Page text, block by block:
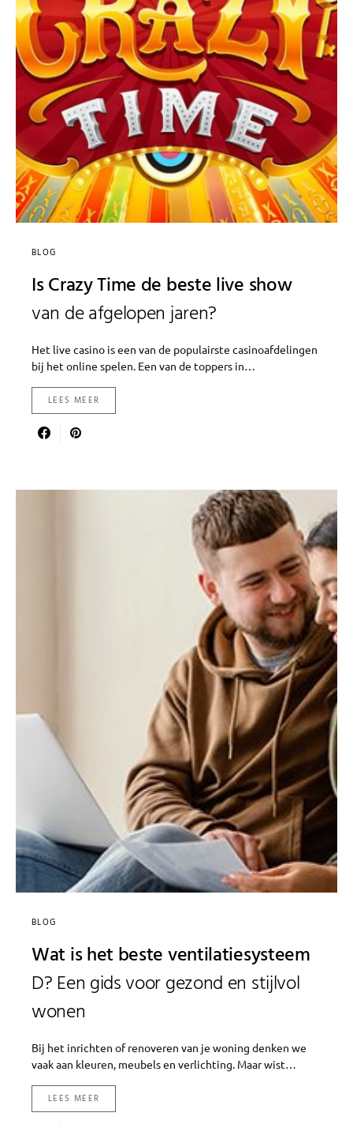
BLOG
Is Crazy Time de beste live show
van de afgelopen jaren?
Het live casino is een van de populairste casinoafdelingen
bij het online spelen. Een van de toppers in…
LEES MEER
BLOG
Wat is het beste ventilatiesysteem
D? Een gids voor gezond en stijlvol
wonen
Bij het inrichten of renoveren van je woning denken we
vaak aan kleuren, meubels en verlichting. Maar wist…
LEES MEER